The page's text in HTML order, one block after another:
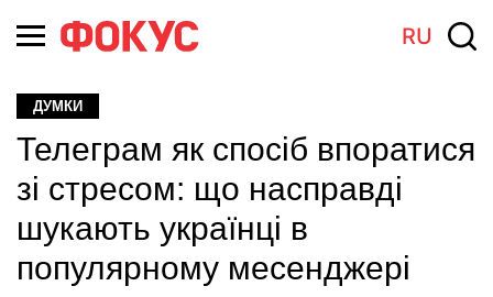
RU
ДУМКИ
Телеграм як спосіб впоратися
зі стресом: що насправді
шукають українці в
популярному месенджері